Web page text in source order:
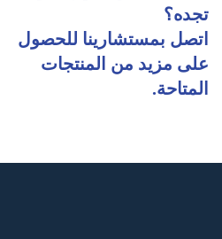
تجده؟
اتصل بمستشارينا للحصول
على مزيد من المنتجات
المتاحة.